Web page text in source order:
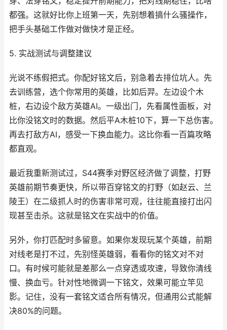
都强。这就好比你上班第一天，先别想着搞什么骚操作，
把手头基础工作做对做快才是正经。
5. 实战测试与调整建议
光说不练假把式。你配好铭文后，别急着去排位坑人。先
去训练营，选个你常用的英雄，比如后羿。左边设个木
桩，右边设个敌方英雄AI。一级出门，先看属性面板，对
比你没铭文时的数据。然后平A木桩10下，算一下总伤害。
再去打敌方AI，感受一下换血能力。这比你看一百篇攻略
都直观。
最近我重新测试过，S44赛季对野区经济做了调整，打野
英雄前期节奏更快，所以带百穿铭文的打野（如赵云、兰
陵王）在二级抓人时的伤害非常可观，往往能直接打出闪
现甚至击杀。这就是铭文在实战中的价值。
另外，你打匹配时多留意。如果你发现玩某个英雄，前期
对线老是打不过，先别怪英雄弱，看看你的铭文对不对
口。有时候可能就是差那么一点穿透或攻速，导致你清线
慢、换血亏。针对性地微调一下铭文，效果可能立竿见
影。记住，没有一套铭文适合所有情况，但通用公式能解
决80%的问题。